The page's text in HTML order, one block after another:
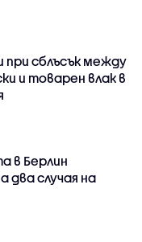
при сблъсък между
и товарен влак в
в Берлин
два случая на